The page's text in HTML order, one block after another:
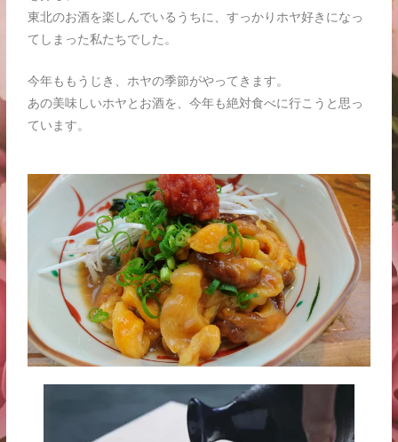
東北のお酒を楽しんでいるうちに、すっかりホヤ好きになっ
てしまった私たちでした。
今年ももうじき、ホヤの季節がやってきます。
あの美味しいホヤとお酒を、今年も絶対食べに行こうと思っ
ています。